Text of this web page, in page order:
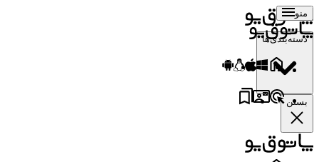
منو
دسته‌بندی‌ها
بستن